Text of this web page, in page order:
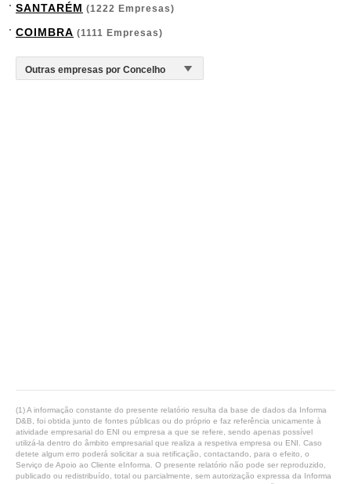
SANTARÉM (1222 Empresas)
COIMBRA (1111 Empresas)
(1) A informação constante do presente relatório resulta da base de dados da Informa
D&B, foi obtida junto de fontes públicas ou do próprio e faz referência unicamente à
atividade empresarial do ENI ou empresa a que se refere, sendo apenas possível
utilizá-la dentro do âmbito empresarial que realiza a respetiva empresa ou ENI. Caso
detete algum erro poderá solicitar a sua retificação, contactando, para o efeito, o
Serviço de Apoio ao Cliente eInforma. O presente relatório não pode ser reproduzido,
publicado ou redistribuído, total ou parcialmente, sem autorização expressa da Informa